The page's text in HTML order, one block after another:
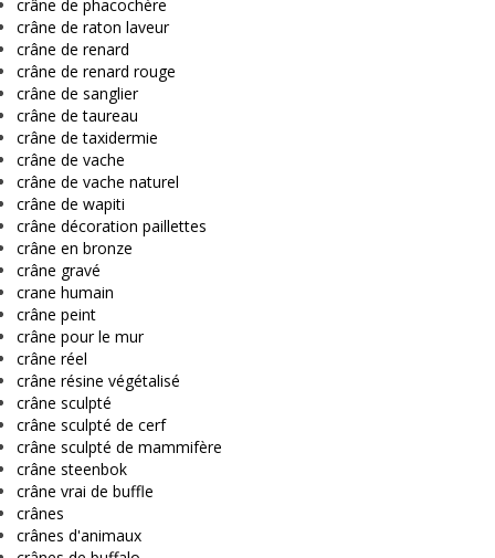
crâne de phacochère
crâne de raton laveur
crâne de renard
crâne de renard rouge
crâne de sanglier
crâne de taureau
crâne de taxidermie
crâne de vache
crâne de vache naturel
crâne de wapiti
crâne décoration paillettes
crâne en bronze
crâne gravé
crane humain
crâne peint
crâne pour le mur
crâne réel
crâne résine végétalisé
crâne sculpté
crâne sculpté de cerf
crâne sculpté de mammifère
crâne steenbok
crâne vrai de buffle
crânes
crânes d'animaux